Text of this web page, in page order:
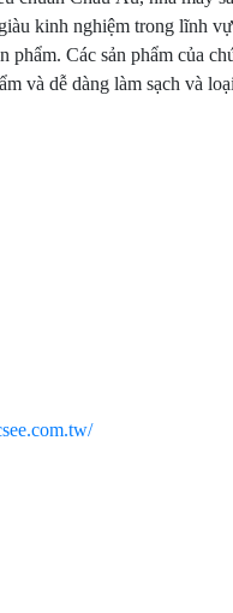
kinh nghiệm trong lĩnh
phẩm. Các sản phẩm của
và dễ dàng làm sạch và